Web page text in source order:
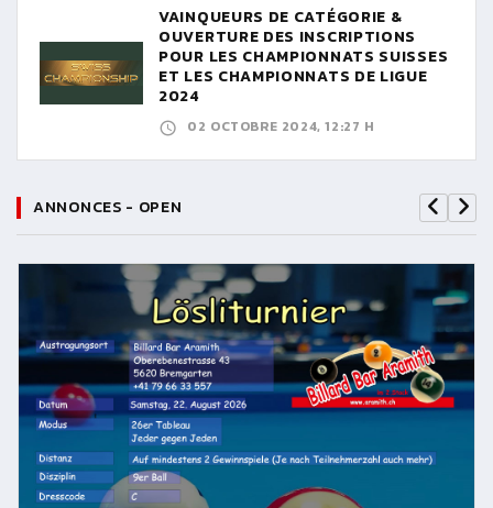
VAINQUEURS DE CATÉGORIE &
OUVERTURE DES INSCRIPTIONS
POUR LES CHAMPIONNATS SUISSES
ET LES CHAMPIONNATS DE LIGUE
2024
02 OCTOBRE 2024, 12:27 H
ANNONCES - OPEN